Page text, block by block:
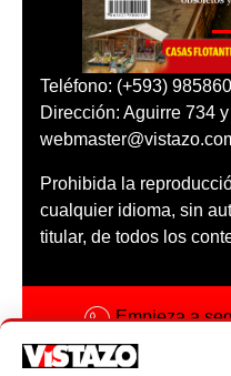
Teléfono: (+593)
Dirección: Aguirre 734
Prohibida la
cualquier idioma, sin
titular, de todos los
Empieza a